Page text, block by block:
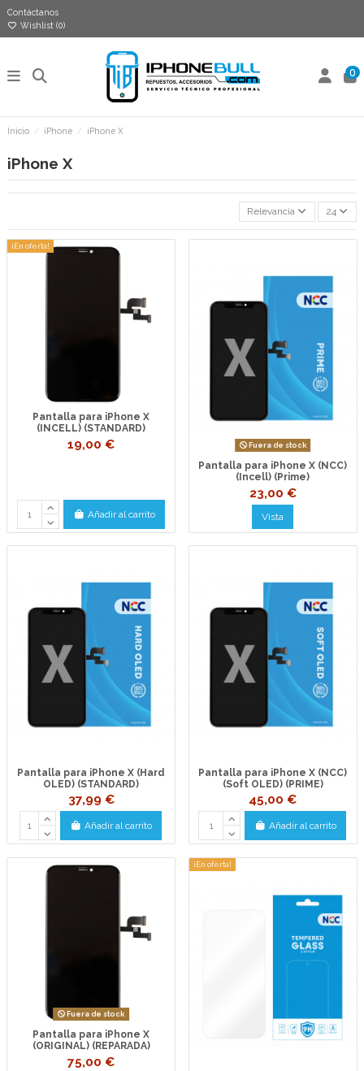
Contáctanos
Wishlist (0)
0
Inicio iPhone iPhone X
iPhone X
Relevancia 24
¡En oferta!
Pantalla para iPhone X
(INCELL) (STANDARD)
19,00 €
Añadir al carrito
Fuera de stock
Pantalla para iPhone X (NCC)
(Incell) (Prime)
23,00 €
Vista
Pantalla para iPhone X (Hard
OLED) (STANDARD)
37,99 €
Añadir al carrito
Pantalla para iPhone X (NCC)
(Soft OLED) (PRIME)
45,00 €
Añadir al carrito
Fuera de stock
Pantalla para iPhone X
(ORIGINAL) (REPARADA)
75,00 €
¡En oferta!